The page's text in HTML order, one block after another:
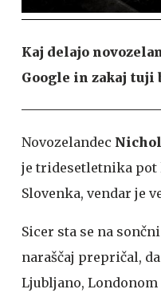
Kaj delajo
Google in zakaj tuji
Novozelandec
je tridesetletnika pot
Slovenka, vendar je
Sicer sta se na
naraščaj prepričal,
Ljubljano,